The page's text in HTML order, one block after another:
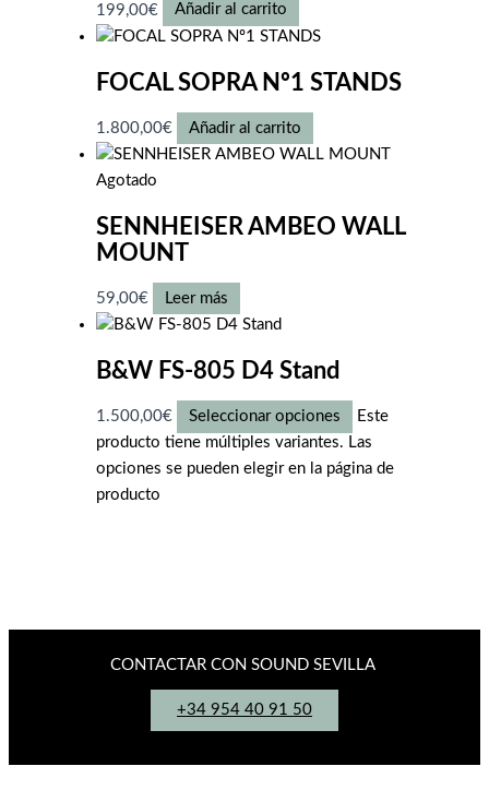
199,00€ Añadir al carrito
FOCAL SOPRA Nº1 STANDS
1.800,00€ Añadir al carrito
Agotado
SENNHEISER AMBEO WALL
MOUNT
59,00€ Leer más
B&W FS-805 D4 Stand
1.500,00€ Seleccionar opciones
Este
producto tiene múltiples variantes. Las
opciones se pueden elegir en la página de
producto
CONTACTAR CON SOUND SEVILLA
+34 954 40 91 50